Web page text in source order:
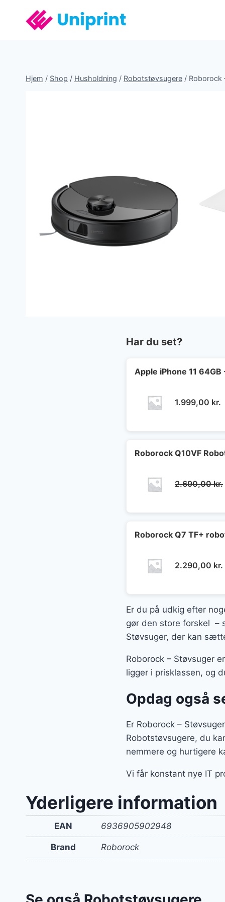
Hjem / Shop / Husholdning / Robotstøvsugere / Roborock
Har du set?
Apple iPhone 11
1.999,00 kr.
Roborock Q10VF
2.690,00kr.
Roborock Q7 TF+
2.290,00 kr.
Er du på udkig efter
gør den store forskel –
Støvsuger, der kan
Roborock – Støvsuger
ligger i prisklassen, og
Opdag også
Er Roborock –
Robotstøvsugere, du
nemmere og hurtigere
Vi får konstant nye IT
Yderligere information
EAN 6936905902948
Brand Roborock